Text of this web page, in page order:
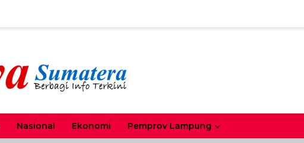
Nasional Ekonomi Pemprov Lampung